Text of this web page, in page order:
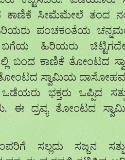
ಕಾಣಿಕೆ ಸೀಮೆಮೇಲೆ ತಂದ
ಪಂಚಕಂತೆಯ
ಹಿರಿಯರು
ಬಂದ ಕಾಣಿಕೆ ತೋಂಟದ
ಸ್ವಾಮಿಯ
ಭಕ್ತರು ಒಪ್ಪಿದ
ಈ ದ್ರವ್ಯ ತೋಂಟದ
ಸಲ್ಲದು ಸಜ್ಜನ